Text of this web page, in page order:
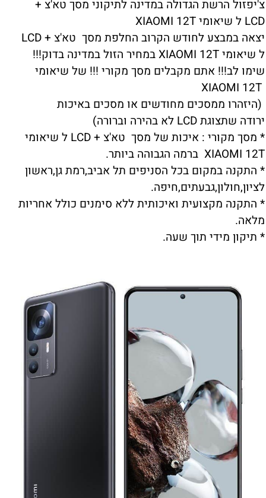
צ'יפזול הרשת הגדולה במדינה לתיקוני מסך טא'צ +
LCD ל שיאומי XIAOMI 12T
יצאה במבצע לחודש הקרוב החלפת מסך טא'צ + LCD
ל שיאומי XIAOMI 12T במחיר הזול במדינה בדוק!!!
שימו לב!!! אתם מקבלים מסך מקורי !!! של שיאומי
(היזהרו ממסכים מחודשים או מסכים באיכות
ירודה שתצוגת LCD לא בהירה וברורה)
* מסך מקורי : איכות של מסך טא'צ + LCD ל שיאומי
XIAOMI 12T ברמה הגבוהה ביותר.
* התקנה במקום בכל הסניפים תל אביב,רמת גן,ראשון
לציון,חולון,גבעתים,חיפה.
* התקנה מקצועית ואיכותית ללא סימנים כולל אחריות
מלאה.
* תיקון מידי תוך שעה.